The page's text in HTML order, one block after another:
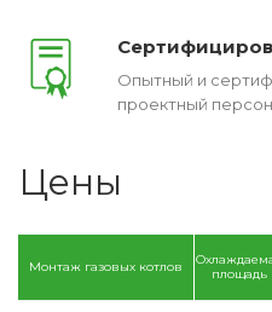
Опытный и
проектный
Цены
Монтаж газовых котлов
площадь